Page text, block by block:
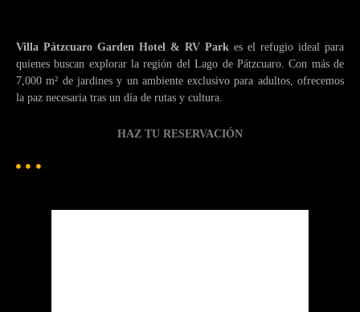
Villa Pátzcuaro Garden Hotel & RV Park es el refugio ideal para
quienes buscan explorar la región del Lago de Pátzcuaro. Con más de
7,000 m² de jardines y un ambiente exclusivo para adultos, ofrecemos
la paz necesaria tras un día de rutas y cultura.
HAZ TU RESERVACIÓN